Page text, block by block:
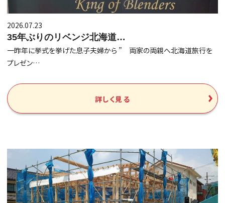
2026.07.23
35年ぶりのリベンジ北海道…
一昨年に挙式を挙げた息子夫婦から ” 両家の両親へ北海道旅行を
プレゼン…
詳しく見る